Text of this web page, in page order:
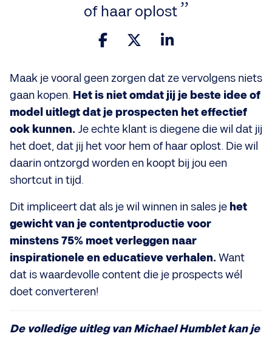
of haar oplost
Maak je vooral geen zorgen dat ze vervolgens niets
gaan kopen. Het is niet omdat jij je beste idee of
model uitlegt dat je prospecten het effectief
ook kunnen. Je echte klant is diegene die wil dat jij
het doet, dat jij het voor hem of haar oplost. Die wil
daarin ontzorgd worden en koopt bij jou een
shortcut in tijd.
Dit impliceert dat als je wil winnen in sales je het
gewicht van je contentproductie voor
minstens 75% moet verleggen naar
inspirationele en educatieve verhalen. Want
dat is waardevolle content die je prospects wél
doet converteren!
De volledige uitleg van Michael Humblet kan je